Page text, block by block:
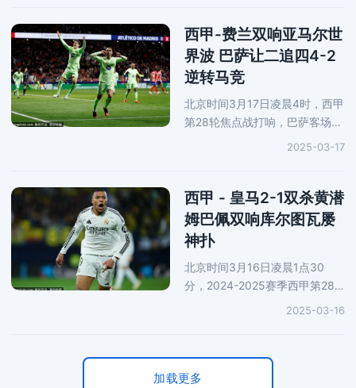
续2次抢点破门，第86分钟，费
兰弧顶贴地斩
西甲-费兰双响亚马尔世
界波 巴萨让二追四4-2
逆转马竞
北京时间3月17日凌晨4时，西甲
第28轮焦点战打响，巴萨客场挑
战马竞，第45分钟，阿尔瓦雷斯
分，第72分钟，莱万门前扫射建
功，第78分钟，拉
2025-03-17
西甲 - 皇马2-1双杀黄潜
姆巴佩双响库尔图瓦屡
神扑
北京时间3月16日凌晨1点30
分，2024-2025赛季西甲第28
轮的一场大战打响，西甲豪门皇
巴佩梅开二度。下半场比赛，双
方互无建
2025-03-16
加载更多